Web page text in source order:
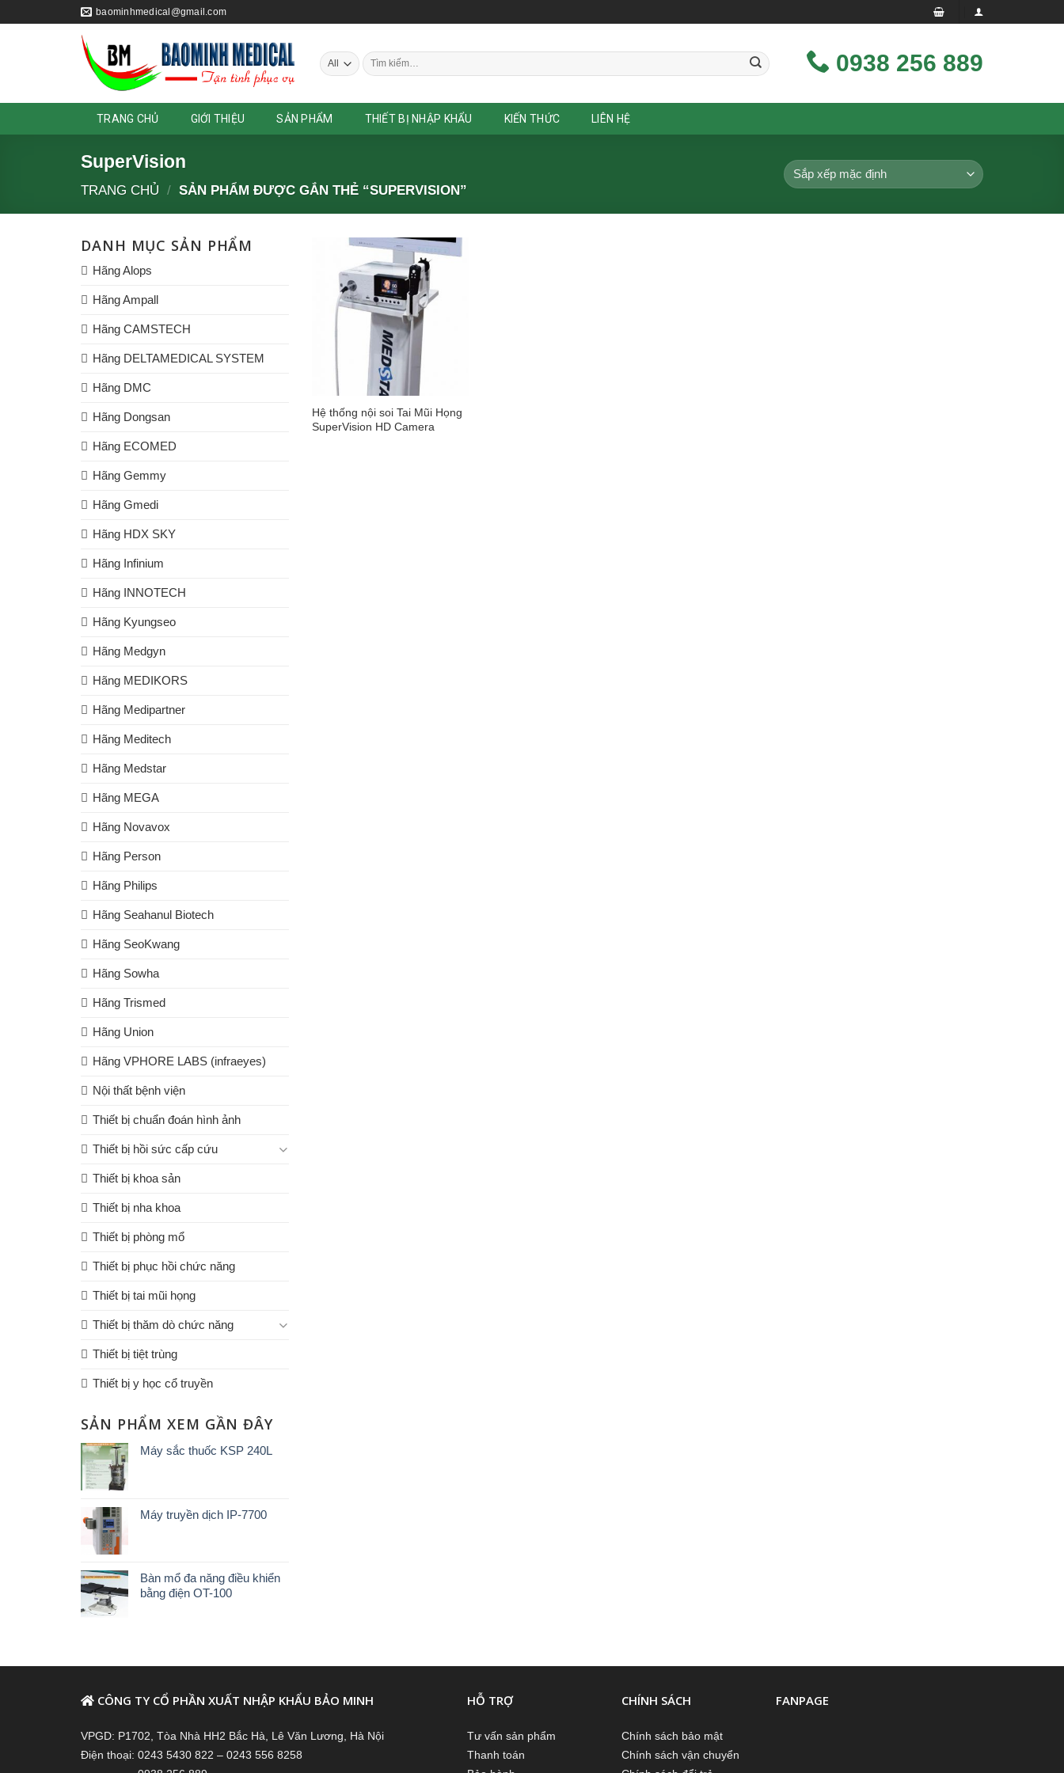
to
baominhmedical@gmail.com
Tìm
kiếm:
0938 256 889
TRANG CHỦ GIỚI THIỆU SẢN PHẨM THIẾT BỊ NHẬP KHẨU KIẾN THỨC LIÊN HỆ
SuperVision
TRANG CHỦ / SẢN PHẨM ĐƯỢC GẮN THẺ “SUPERVISION”
DANH MỤC SẢN PHẨM
Hãng Alops
Hãng Ampall
Hãng CAMSTECH
Hãng DELTAMEDICAL SYSTEM
Hãng DMC
Hãng Dongsan
Hãng ECOMED
Hãng Gemmy
Hãng Gmedi
Hãng HDX SKY
Hãng Infinium
Hãng INNOTECH
Hãng Kyungseo
Hãng Medgyn
Hãng MEDIKORS
Hãng Medipartner
Hãng Meditech
Hãng Medstar
Hãng MEGA
Hãng Novavox
Hãng Person
Hãng Philips
Hãng Seahanul Biotech
Hãng SeoKwang
Hãng Sowha
Hãng Trismed
Hãng Union
Hãng VPHORE LABS (infraeyes)
Nội thất bệnh viện
Thiết bị chuẩn đoán hình ảnh
Thiết bị hồi sức cấp cứu
Thiết bị khoa sản
Thiết bị nha khoa
Thiết bị phòng mổ
Thiết bị phục hồi chức năng
Thiết bị tai mũi họng
Thiết bị thăm dò chức năng
Thiết bị tiệt trùng
Thiết bị y học cổ truyền
SẢN PHẨM XEM GẦN ĐÂY
Máy sắc thuốc KSP 240L
Máy truyền dịch IP-7700
Bàn mổ đa năng điều khiển
bằng điện OT-100
Hệ thống nội soi Tai Mũi Họng
SuperVision HD Camera
CÔNG TY CỔ PHẦN XUẤT NHẬP KHẨU BẢO MINH
VPGD: P1702, Tòa Nhà HH2 Bắc Hà, Lê Văn Lương, Hà Nội
Điện thoại: 0243 5430 822 – 0243 556 8258
HỖ TRỢ
Tư vấn sản phẩm
Thanh toán
CHÍNH SÁCH
Chính sách bảo mật
Chính sách vận chuyển
FANPAGE